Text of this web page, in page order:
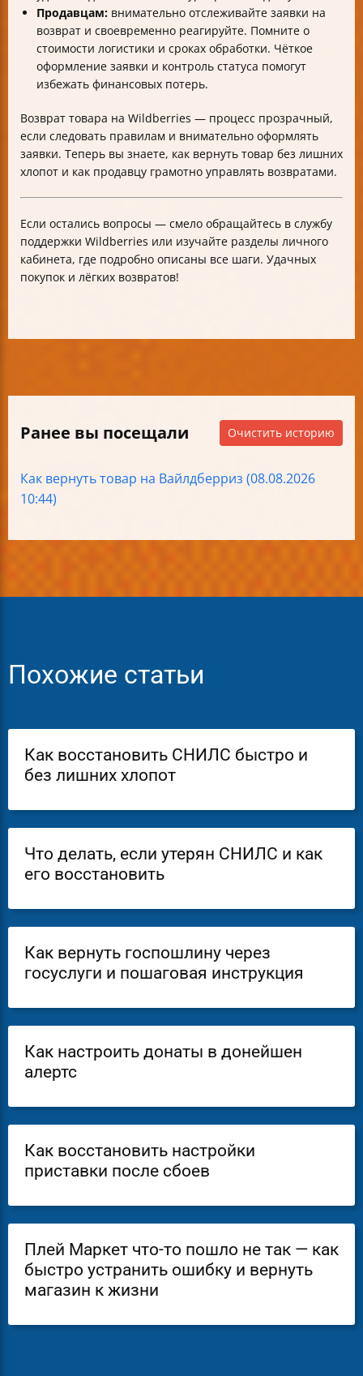
Продавцам: внимательно отслеживайте заявки на
возврат и своевременно реагируйте. Помните о
стоимости логистики и сроках обработки. Чёткое
оформление заявки и контроль статуса помогут
избежать финансовых потерь.
Возврат товара на Wildberries — процесс прозрачный,
если следовать правилам и внимательно оформлять
заявки. Теперь вы знаете, как вернуть товар без лишних
хлопот и как продавцу грамотно управлять возвратами.
Если остались вопросы — смело обращайтесь в службу
поддержки Wildberries или изучайте разделы личного
кабинета, где подробно описаны все шаги. Удачных
покупок и лёгких возвратов!
Ранее вы посещали Очистить историю
Как вернуть товар на Вайлдберриз (08.08.2026
10:44)
Похожие статьи
Как восстановить СНИЛС быстро и
без лишних хлопот
Что делать, если утерян СНИЛС и как
его восстановить
Как вернуть госпошлину через
госуслуги и пошаговая инструкция
Как настроить донаты в донейшен
алертс
Как восстановить настройки
приставки после сбоев
Плей Маркет что-то пошло не так — как
быстро устранить ошибку и вернуть
магазин к жизни